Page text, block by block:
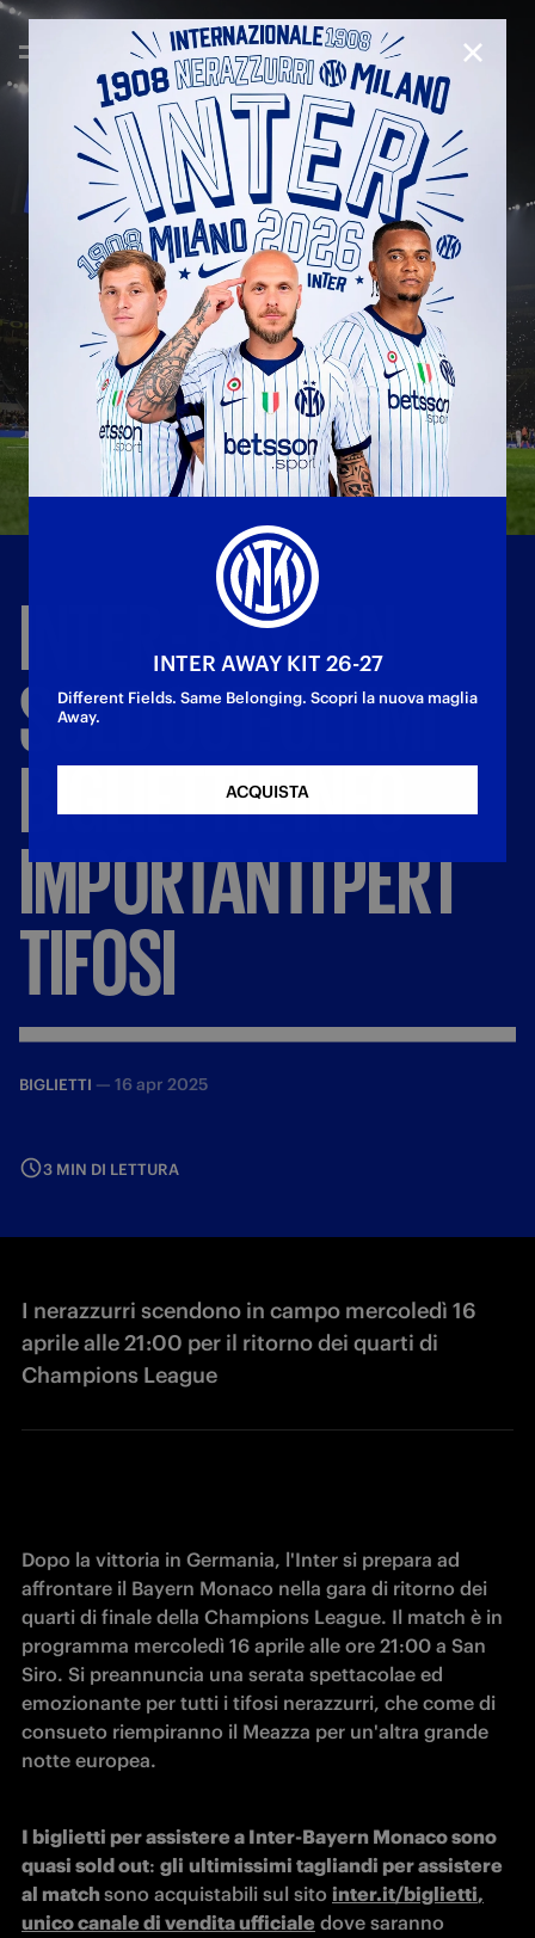
INTER-BAYERN
SOLDOUT:ULTIMI
BIGLIETTIEINFO
IMPORTANTIPERI
TIFOSI
BIGLIETTI — 16 apr 2025
3 MIN DI LETTURA
I nerazzurri scendono in campo mercoledì 16
aprile alle 21:00 per il ritorno dei quarti di
Champions League
Dopo la vittoria in Germania, l'Inter si prepara ad
affrontare il Bayern Monaco nella gara di ritorno dei
quarti di finale della Champions League. Il match è in
programma mercoledì 16 aprile alle ore 21:00 a San
Siro. Si preannuncia una serata spettacolae ed
emozionante per tutti i tifosi nerazzurri, che come di
consueto riempiranno il Meazza per un'altra grande
notte europea.
I biglietti per assistere a Inter-Bayern Monaco sono
quasi sold out: gli ultimissimi tagliandi per assistere
al match sono acquistabili sul sito inter.it/biglietti,
unico canale di vendita ufficiale dove saranno
INTER AWAY KIT 26-27
Different Fields. Same Belonging. Scopri la nuova maglia
Away.
ACQUISTA